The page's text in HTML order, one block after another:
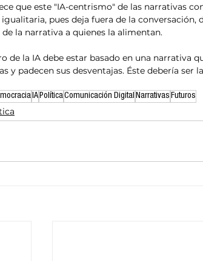
que este "IA-centrismo" de las narrativas
pues deja fuera de la conversación,
de la narrativa a quienes la alimentan.
de la IA debe estar basado en una narrativa
y padecen sus desventajas. Éste debería
IAPolíticaComunicación Digital Narrativas Futuros